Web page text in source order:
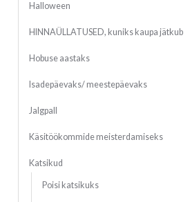
Halloween
HINNAÜLLATUSED, kuniks kaupa jätkub
Hobuse aastaks
Isadepäevaks/ meestepäevaks
Jalgpall
Käsitöökommide meisterdamiseks
Katsikud
Poisi katsikuks